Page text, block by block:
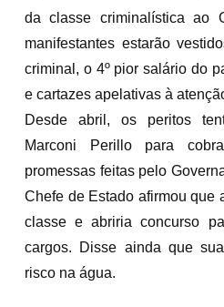
da classe criminalística ao
manifestantes estarão
criminal, o 4º pior salário do
e cartazes apelativas à
Desde abril, os peritos
Marconi Perillo para
promessas feitas pelo
Chefe de Estado afirmou que
classe e abriria concurso
cargos. Disse ainda que
risco na água.